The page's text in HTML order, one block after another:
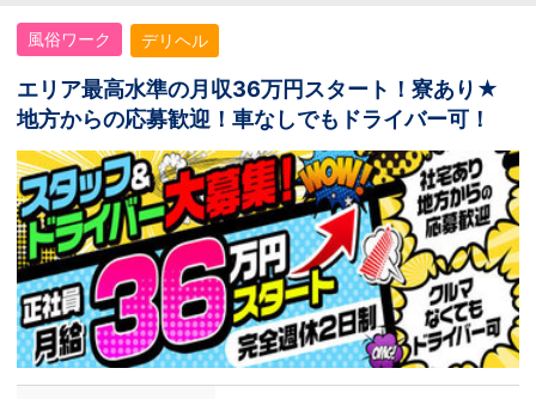
風俗ワーク デリヘル
エリア最高水準の月収36万円スタート！寮あり★
地方からの応募歓迎！車なしでもドライバー可！